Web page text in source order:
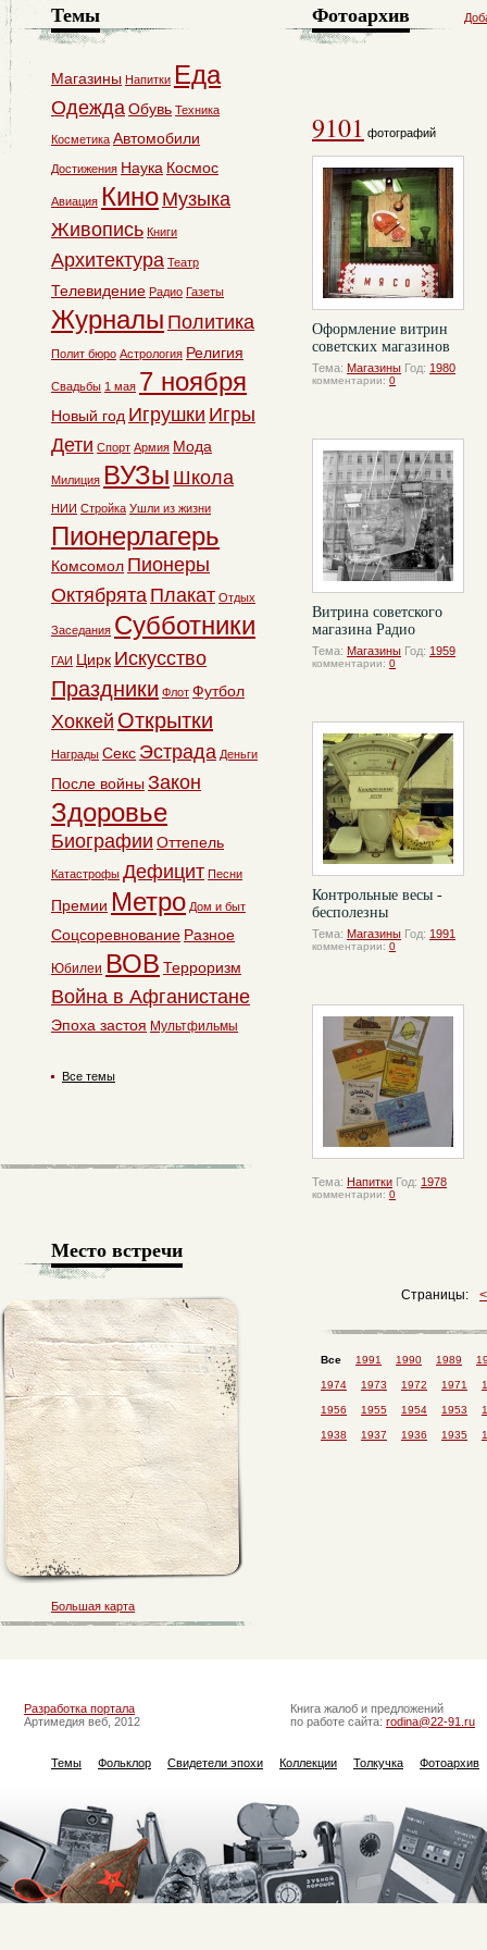
Фотоархив
9101 фотографий
Оформление витрин
советских магазинов
Тема: Магазины Год: 1980
комментарии: 0
Витрина советского
магазина Радио
Тема: Магазины Год: 1959
комментарии: 0
Контрольные весы -
бесполезны
Тема: Магазины Год: 1991
комментарии: 0
Тема: Напитки Год: 1978
комментарии: 0
Страницы:
Все 1991 1990 1989
1974 1973 1972 1971
1956 1955 1954 1953
1938 1937 1936 1935
Темы
Магазины Напитки Еда
ОдеждаОбувь Техника
Косметика Автомобили
Достижения Наука Космос
Авиация Кино Музыка
Живопись Книги
Архитектура Театр
Телевидение Радио Газеты
Журналы Политика
Полит бюро Астрология Религия
Свадьбы 1 мая 7 ноября
Новый год Игрушки Игры
Дети Спорт Армия Мода
Милиция ВУЗы Школа
НИИ Стройка Ушли из жизни
Пионерлагерь
Комсомол Пионеры
Октябрята Плакат Отдых
Заседания Субботники
ГАИ Цирк Искусство
Праздники Флот Футбол
Хоккей Открытки
Награды Секс Эстрада Деньги
После войны Закон
Здоровье
Биографии Оттепель
Катастрофы Дефицит Песни
Премии Метро Дом и быт
Соцсоревнование Разное
Юбилеи ВОВ Терроризм
Война в Афганистане
Эпоха застоя Мультфильмы
Все темы
Место встречи
Большая карта
Разработка портала
Артимедия веб, 2012
Книга жалоб и предложений
по работе сайта: rodina@22-91.ru
Темы Фольклор Свидетели эпохи Коллекции Толкучка Фотоархив